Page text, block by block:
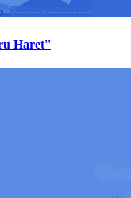
Haret''